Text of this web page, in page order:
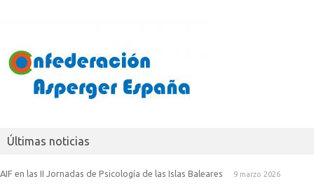
Últimas noticias
AIF en las II Jornadas de Psicología de las Islas Baleares 9 marzo 2026